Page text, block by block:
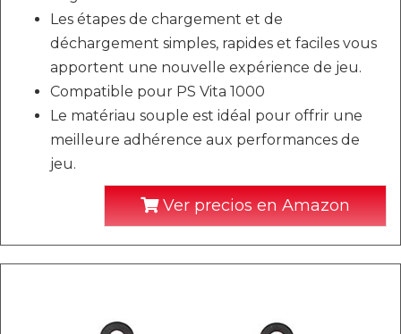
Les étapes de chargement et de
déchargement simples, rapides et faciles vous
apportent une nouvelle expérience de jeu.
Compatible pour PS Vita 1000
Le matériau souple est idéal pour offrir une
meilleure adhérence aux performances de
jeu.
Ver precios en Amazon